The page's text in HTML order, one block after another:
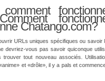
Chatango.com?
URLs uniques spécifiques ou savoir
devriez-vous pas savoir quiconque
tout nouveau associés.
et «drôle», il y a pals et